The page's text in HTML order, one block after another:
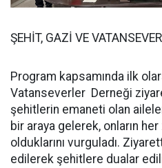
ŞEHİT, GAZİ VE
Program kapsamında ilk
Vatanseverler Derneği
şehitlerin emaneti olan
bir araya gelerek, onların her
olduklarını vurguladı.
edilerek şehitlere dualar